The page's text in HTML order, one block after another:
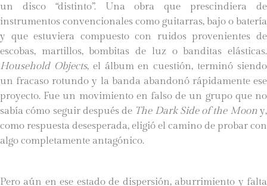
un disco “distinto”. Una obra que prescindiera de
instrumentos convencionales como guitarras, bajo o batería
y que estuviera compuesto con ruidos provenientes de
escobas, martillos, bombitas de luz o banditas elásticas.
Household Objects, el álbum en cuestión, terminó siendo
un fracaso rotundo y la banda abandonó rápidamente ese
proyecto. Fue un movimiento en falso de un grupo que no
sabía cómo seguir después de The Dark Side of the Moony,
como respuesta desesperada, eligió el camino de probar con
algo completamente antagónico.
Pero aún en ese estado de dispersión, aburrimiento y falta